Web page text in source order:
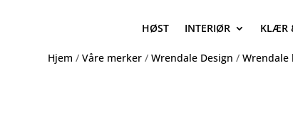
HØST INTERIØR KLÆR
Hjem /Våre merker /Wrendale Design /Wrendale